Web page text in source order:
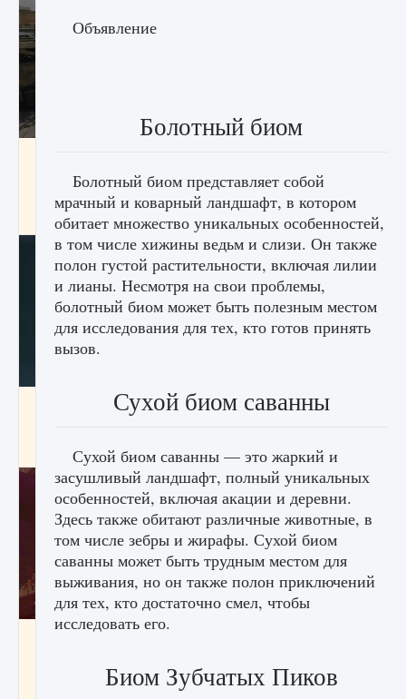
пользовательского интерфейса Delta
Force Hawk Ops
9 августа 2024 1 945
Как проверить статус сервера Delta Force
9 августа 2024
Как приручить существ джунглей Нари в
9 августа 2024 1 218 0 0
Объявление
Болотный биом
Болотный биом представляет собой
мрачный и коварный ландшафт, в котором
обитает множество уникальных особенностей,
в том числе хижины ведьм и слизи. Он также
полон густой растительности, включая лилии
и лианы. Несмотря на свои проблемы,
болотный биом может быть полезным местом
для исследования для тех, кто готов принять
вызов.
Сухой биом саванны
Сухой биом саванны — это жаркий и
засушливый ландшафт, полный уникальных
особенностей, включая акации и деревни.
Здесь также обитают различные животные, в
том числе зебры и жирафы. Сухой биом
саванны может быть трудным местом для
выживания, но он также полон приключений
для тех, кто достаточно смел, чтобы
исследовать его.
Биом Зубчатых Пиков